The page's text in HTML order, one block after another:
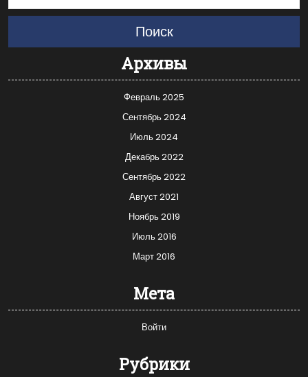
Поиск
Архивы
Февраль 2025
Сентябрь 2024
Июль 2024
Декабрь 2022
Сентябрь 2022
Август 2021
Ноябрь 2019
Июль 2016
Март 2016
Мета
Войти
Рубрики